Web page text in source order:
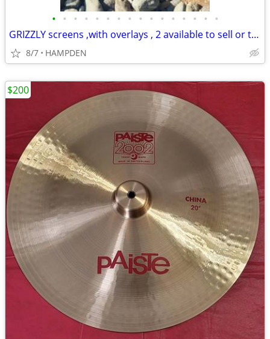
• • • • • • • • • • • • • • • •
GRIZZLY screens ,with overlays , 2 available to sell or trade
8/7 HAMPDEN
$200